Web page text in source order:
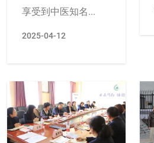
享受到中医知名...
2025-04-12